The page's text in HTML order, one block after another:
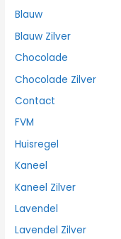
Blauw
Blauw Zilver
Chocolade
Chocolade Zilver
Contact
FVM
Huisregel
Kaneel
Kaneel Zilver
Lavendel
Lavendel Zilver